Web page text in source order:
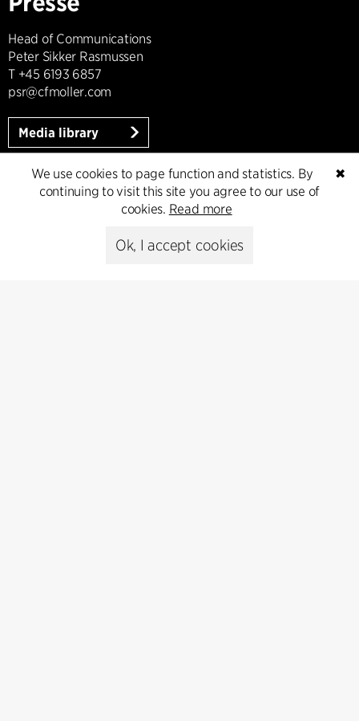
Head of Communications
Peter Sikker Rasmussen
T +45 6193 6857
psr@cfmoller.com
Media library
Subscribe to our newsletter and get
✖
We use cookies to page function and statistics. By
continuing to visit this site you agree to our use of
cookies. Read more
Ok, I accept cookies